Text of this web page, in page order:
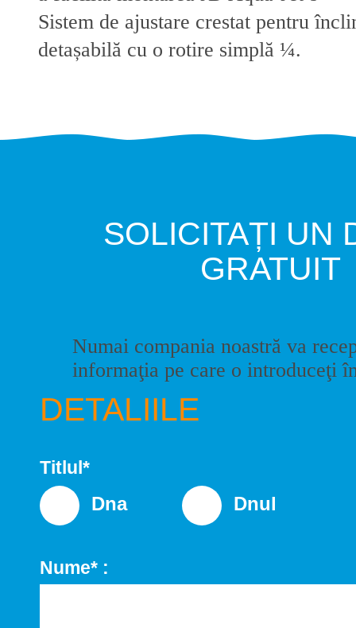
Sistem de ajustare crestat pentru
detașabilă cu o rotire simplă ¼.